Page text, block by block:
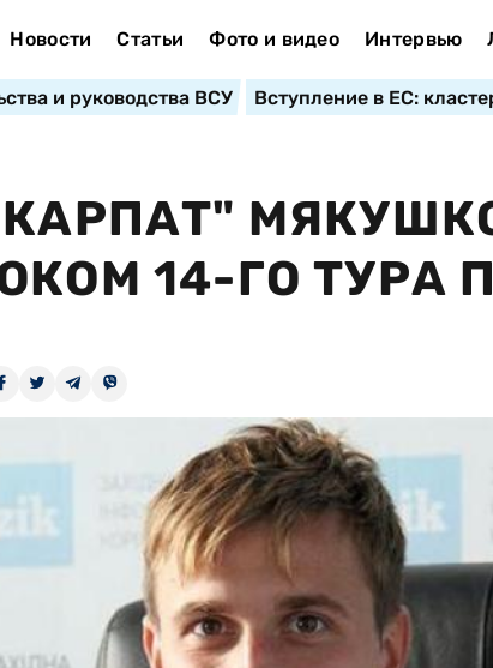
Новости Статьи Фото и видео Интервью
и руководства ВСУ Вступление в ЕС:
14-ГО ТУРА